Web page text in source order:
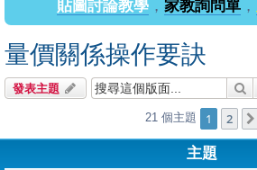
貼圖討論教學， 家教詢問單，
量價關係操作要訣
發表主題
21 個主題 1 2
主題